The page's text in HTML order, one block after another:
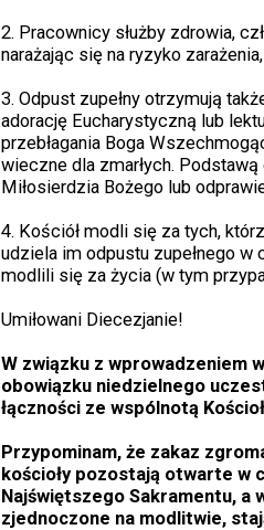
2. Pracownicy służby zdrowia,
narażając się na ryzyko
3. Odpust zupełny otrzymują
adorację Eucharystyczną lub
przebłagania Boga
wieczne dla zmarłych.
Miłosierdzia Bożego lub
4. Kościół modli się za tych,
udziela im odpustu zupełnego
modlili się za życia (w tym
Umiłowani Diecezjanie!
W związku z wprowadzeniem
obowiązku niedzielnego
łączności ze wspólnotą
Przypominam, że zakaz
kościoły pozostają otwarte w
Najświętszego Sakramentu, a
zjednoczone na modlitwie,